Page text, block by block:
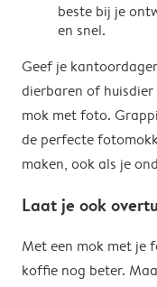
beste bij je
en snel.
Geef je
dierbaren of huisdier
mok met foto.
de perfecte
maken, ook als je
Laat je ook
Met een mok met je
koffie nog beter.